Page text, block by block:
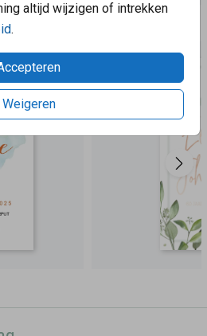
altijd wijzigen of intrekken
.
Weigeren